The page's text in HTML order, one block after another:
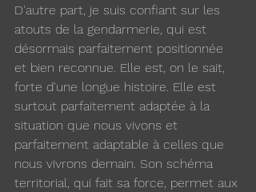
D'autre part, je suis confiant sur les
atouts de la gendarmerie, qui est
désormais parfaitement positionnée
et bien reconnue. Elle est, on le sait,
forte d'une longue histoire. Elle est
surtout parfaitement adaptée à la
situation que nous vivons et
parfaitement adaptable à celles que
nous vivrons demain. Son schéma
territorial, qui fait sa force, permet aux